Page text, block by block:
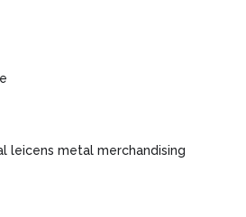
leicens metal merchandising